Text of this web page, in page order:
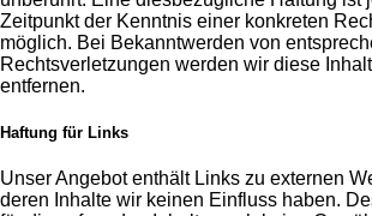
Zeitpunkt der Kenntnis einer konkreten
möglich. Bei Bekanntwerden von
Rechtsverletzungen werden wir diese
entfernen.
Haftung für Links
Unser Angebot enthält Links zu externen
deren Inhalte wir keinen Einfluss haben.